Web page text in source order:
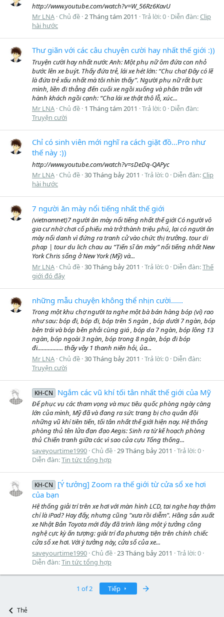
http://www.youtube.com/watch?v=W_56Rz6KavU
Mr LNA Chủ đề 2 Tháng tám 2011 Trả lời: 0 Diễn đàn:Clip
hài hước
Thư giãn với các câu chuyện cười hay nhất thế giới :))
Truyện cười hay nhất nước Anh: Một phụ nữ ôm đứa con nhỏ
bước lên xe buýt. Thấy đứa trẻ, lái xe hét lớn: “Chu cha! Đây có lẽ
là đứa trẻ xấu nhất mà tôi nhìn thấy”. Người phụ nữ rất bực
mình, liền đi thẳng đến cuối xe ngồi xuống và phân trần với
hành khách ngồi cạnh: “Cha lái xe thật thô lỗ, xúc...
Mr LNA Chủ đề 1 Tháng tám 2011 Trả lời: 0 Diễn đàn:
Truyện cười
Chỉ có sinh viên mới nghĩ ra cách giặt đồ...Pro như
thế này :))
http://www.youtube.com/watch?v=sDeDq-QAPyc
Mr LNA Chủ đề 30 Tháng bảy 2011 Trả lời: 0 Diễn đàn:Clip
hài hước
7 người ăn mày nổi tiếng nhất thế giới
(vietnamnet)7 người ăn mày nổi tiếng nhất thế giới Có người vô
gia cư nhờ chơi cổ phiếu mà trở thành triệu phú, lại có người ăn
mày nổi danh vì đứng ra tranh cử vào chức thị trưởng. tour di
phap | tour du lich chau au “Tiến sĩ ăn mày” nổi tiếng nhất New
York Chris sống ở New York (Mỹ) và...
Mr LNA Chủ đề 30 Tháng bảy 2011 Trả lời: 0 Diễn đàn:Thế
giới đó đây
những mẫu chuyện không thể nhịn cười......
Trong một khu chợ người ta nghe một bà bán hàng bóp (ví) rao
như sau: bóp đi, bóp đi, bóp trên 5 ngàn , bóp dưới 7 ngàn, bóp
bên trái và bóp bên phải cùng giá , bóp da 7 ngàn, bóp lông 13
ngàn, bóp ngoài 3 ngàn, bóp trong 8 ngàn, bóp đi bóp
đi................. thấy vậy 1 thanh niên hỏi, ủa...
Mr LNA Chủ đề 30 Tháng bảy 2011 Trả lời: 0 Diễn đàn:
Truyện cười
KH-CN Ngắm các vũ khí tối tân nhất thế giới của Mỹ
Để phục vụ các tham vọng và mục tiêu quốc phòng ngày càng
lớn của mình, Mỹ đã và đang ra sức trang bị cho quân đội
những vũ khí tiên tiến, tối tân nhất thế giới hiện nay. Hệ thống
phòng thủ tên lửa đạn đạo Aegis: Sinh ra từ kế hoạch phòng
thủ Chiến tranh giữa các vì sao của cựu Tổng thống...
saveyourtime1990 Chủ đề 29 Tháng bảy 2011
Trả lời: 0
Diễn đàn:Tin tức tổng hợp
KH-CN
[Ý tưởng] Zoom ra thế giới từ cửa sổ xe hơi
của bạn
Hệ thống giải trí trên xe hơi với màn hình LCD, tai nghe hay thậm
chí là iPad? Hay đấy, nhưng cũng "xưa rồi diễm". Hãng sản xuất
xe Nhật Bản Toyota mới đây đã trình làng một ý tưởng công
nghệ cực kỳ ấn tượng: giải trí đa phương tiện trên chính chiếc
cửa sổ xe hơi. Với ý tưởng này, cửa sổ của xe...
saveyourtime1990 Chủ đề 23 Tháng bảy 2011
Trả lời: 0
Diễn đàn:Tin tức tổng hợp
1 of 2 Tiếp
Thẻ